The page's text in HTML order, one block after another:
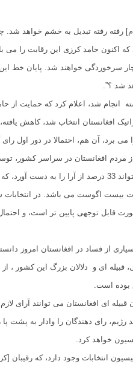
رفته رفته تبدیل به خشم خواهد شد.
اکنون حامد کرزی این رقابت را می
سرخوردگی خواهند شد. پایان خط
شد ؟”.
انجام شد، اعلام کرد که حمایت از
افغانستان انتخاب شد، کاهش
می برد، آن هم، احتمالا در دور اول رای
نظرسنجی اي که از 3200 تن از مردم افغانستان در
صورت گرفت، انتظار می رود که کرزی بتواند 33 درصد
قابل توجهی پایین تر است، و
از فساد در افغانستان امروز
ای و دلالان بزرگ این کشور ،
است.
ای افغانستان می توانند آرای
رژیم، رای دهندگان را وادار به پشت
خواهد کرد.
انتخابات وجود دارد، که رقیبان